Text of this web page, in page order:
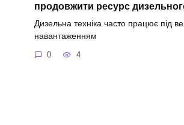
продовжити ресурс
Дизельна техніка часто працює під
навантаженням
0 4